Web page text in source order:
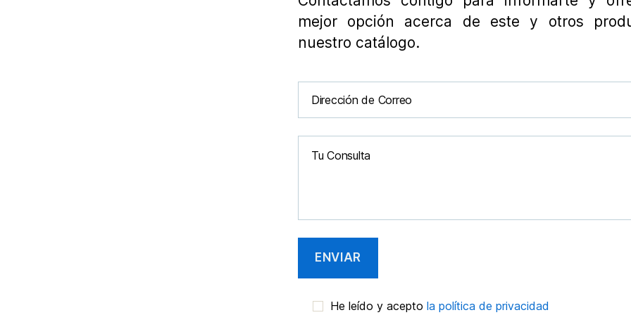
mejor opción acerca de este y otros
nuestro catálogo.
He leído y acepto la política de privacidad